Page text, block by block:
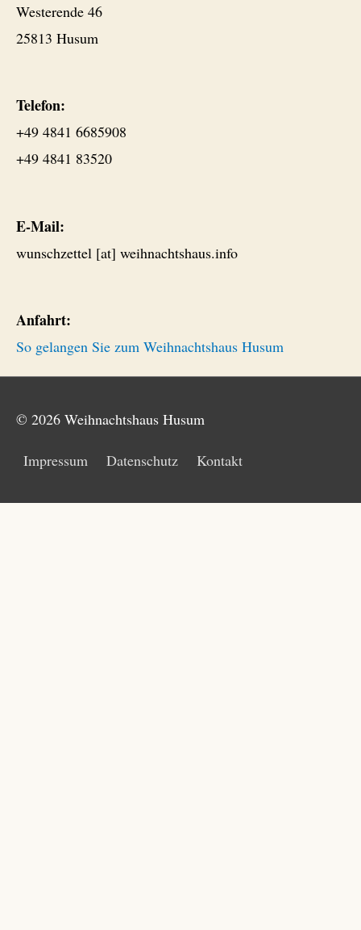
Westerende 46
25813 Husum
Telefon:
+49 4841 6685908
+49 4841 83520
E-Mail:
wunschzettel [at] weihnachtshaus.info
Anfahrt:
So gelangen Sie zum Weihnachtshaus Husum
© 2026 Weihnachtshaus Husum
Impressum Datenschutz Kontakt